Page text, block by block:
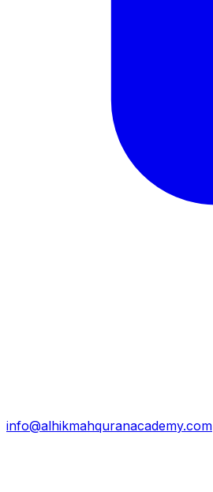
info@alhikmahquranacademy.com